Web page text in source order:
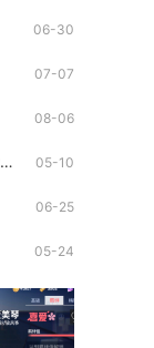
06-30
07-07
08-06
原神有没有什么技巧能够提高胡桃的充能效率 05-10
06-25
05-24